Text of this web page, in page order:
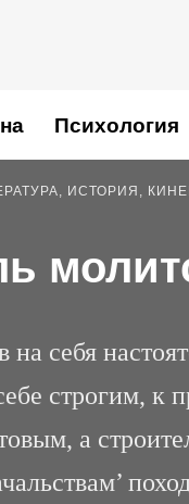
Психология
ИСТОРИЯ,
себя
строгим, к
а